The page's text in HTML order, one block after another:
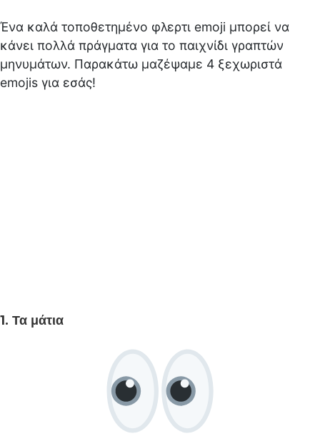
Ένα καλά τοποθετημένο φλερτι emoji μπορεί να
κάνει πολλά πράγματα για το παιχνίδι γραπτών
μηνυμάτων. Παρακάτω μαζέψαμε 4 ξεχωριστά
emojis για εσάς!
1. Τα μάτια